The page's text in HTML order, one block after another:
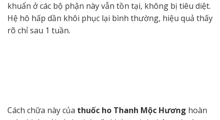
khuẩn ở các bộ phận này vẫn tồn tại, không bị tiêu diệt.
Hệ hô hấp dần khôi phục lại bình thường, hiệu quả thấy
rõ chỉ sau 1 tuần.
Cách chữa này của thuốc ho Thanh Mộc Hương hoàn